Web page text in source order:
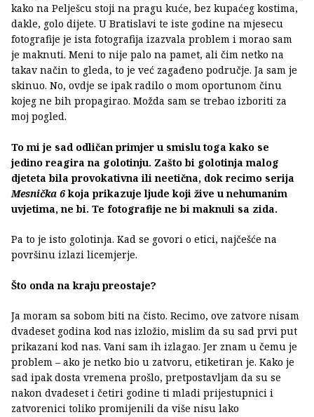
kako na Pelješcu stoji na pragu kuće, bez kupaćeg kostima,
dakle, golo dijete. U Bratislavi te iste godine na mjesecu
fotografije je ista fotografija izazvala problem i morao sam
je maknuti. Meni to nije palo na pamet, ali čim netko na
takav način to gleda, to je već zagađeno područje. Ja sam je
skinuo. No, ovdje se ipak radilo o mom oportunom činu
kojeg ne bih propagirao. Možda sam se trebao izboriti za
moj pogled.
To mi je sad odličan primjer u smislu toga kako se
jedino reagira na golotinju. Zašto bi golotinja malog
djeteta bila provokativna ili neetična, dok recimo serija
Mesnička 6koja prikazuje ljude koji žive u nehumanim
uvjetima, ne bi. Te fotografije ne bi maknuli sa zida.
Pa to je isto golotinja. Kad se govori o etici, najčešće na
površinu izlazi licemjerje.
Što onda na kraju preostaje?
Ja moram sa sobom biti na čisto. Recimo, ove zatvore nisam
dvadeset godina kod nas izložio, mislim da su sad prvi put
prikazani kod nas. Vani sam ih izlagao. Jer znam u čemu je
problem – ako je netko bio u zatvoru, etiketiran je. Kako je
sad ipak dosta vremena prošlo, pretpostavljam da su se
nakon dvadeset i četiri godine ti mladi prijestupnici i
zatvorenici toliko promijenili da više nisu lako